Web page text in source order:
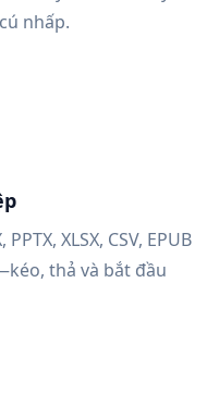
nhấp.
XLSX, CSV, EPUB
thả và bắt đầu